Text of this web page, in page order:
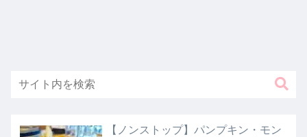
【ノンストップ】パンプキン・モン